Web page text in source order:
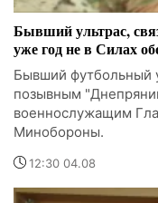
Бывший ультрас,
уже год не в Силах
Бывший футбольный
позывным
военнослужащим
Минобороны.
12:30 04.08